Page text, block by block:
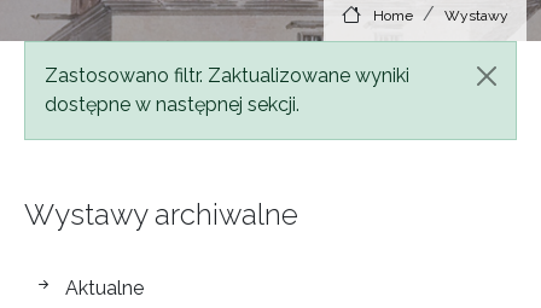
Home Wystawy
Status message
Zastosowano filtr. Zaktualizowane wyniki
dostępne w następnej sekcji.
Wystawy archiwalne
wystawy
Aktualne